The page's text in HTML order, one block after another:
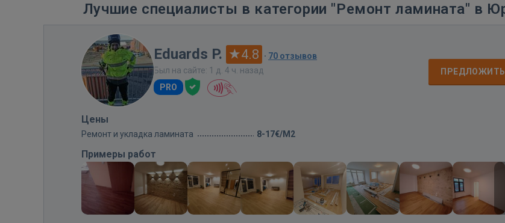
Лучшие специалисты в категории "Ремонт ламината" в
Eduards P. 4.8 · 70 отзывов
Был на сайте: 1 д. 4 ч. назад
PRO
ПРЕДЛОЖИТЬ
Цены
Ремонт и укладка ламината 8-17€/M2
Примеры работ